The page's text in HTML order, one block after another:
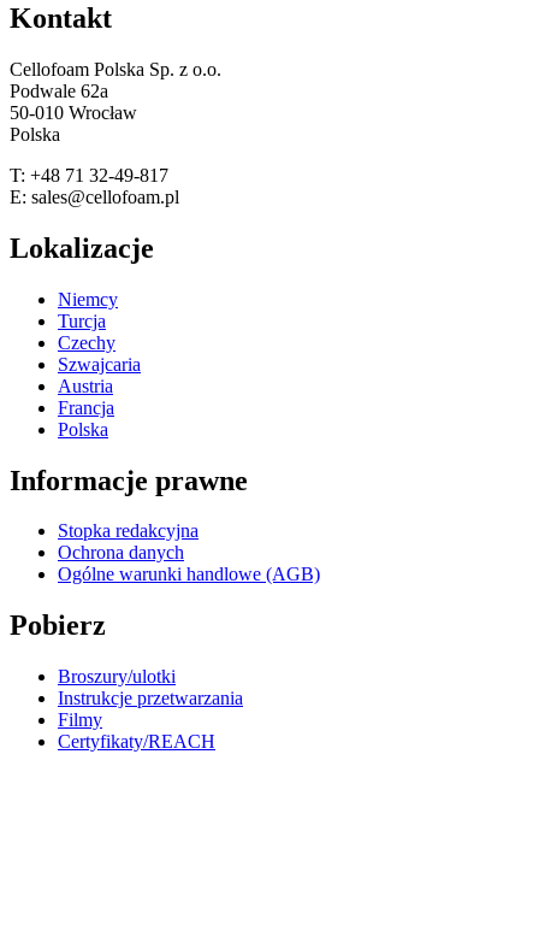
Kontakt
Cellofoam Polska Sp. z o.o.
Podwale 62a
50-010 Wrocław
Polska
T: +48 71 32-49-817
E: sales@cellofoam.pl
Lokalizacje
Niemcy
Turcja
Czechy
Szwajcaria
Austria
Francja
Polska
Informacje prawne
Stopka redakcyjna
Ochrona danych
Ogólne warunki handlowe (AGB)
Pobierz
Broszury/ulotki
Instrukcje przetwarzania
Filmy
Certyfikaty/REACH